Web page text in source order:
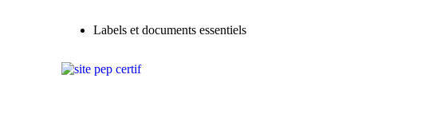
Labels et documents essentiels